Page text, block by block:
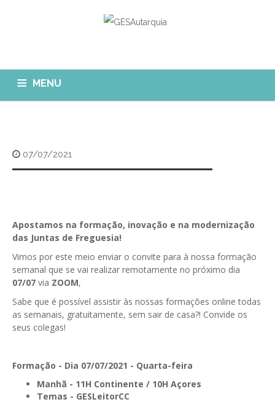
MENU
O que fazemos?
GESCanídeo
GESContPública
GESElevador
Configurar Email
Eliminar Conta
Isenção de IVA
Submeter SAFT
07/07/2021
Apostamos na formação, inovação e na modernização
das Juntas de Freguesia!
Vimos por este meio enviar o convite para à nossa formação
semanal que se vai realizar remotamente no próximo dia
07/07 via ZOOM,
Sabe que é possível assistir às nossas formações online todas
as semanais, gratuitamente, sem sair de casa?! Convide os
seus colegas!
Formação - Dia 07/07/2021 - Quarta-feira
Manhã - 11H Continente / 10H Açores
Temas - GESLeitorCC